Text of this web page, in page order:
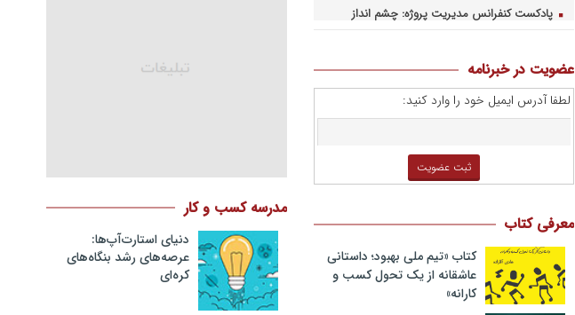
پادکست کنفرانس مدیریت پروژه: چشم انداز
فایل
پادکست کنفرانس مدیریت پروژه: راهبردهای
وزارت نفت در ارتقای مدیریت طرحهای بالادستی
صنعت نفت/ مهندس حبیب الله بیطرف+دانلود فایل
کسب و کارهای پروژه محور/ دکتر محمد
صبحیه+دانلود فایل
ارشد برای ارتقای شایستگیهای کلیدی در فرایند
استراتژی/ دکتر محمد ابویی اردکان+دانلود فایل
صوتی
پادکست کنفرانس مدیریت: چگونه سازمانهای
خلاق تری بسازیم/ دکتر کیوان وکیلی+دانلود فایل
صوتی
عضویت در خبرنامه
لطفا آدرس ایمیل خود را وارد کنید:
معرفی کتاب
کتاب «تیم ملی بهبود؛ داستانی
عاشقانه از یک تحول کسب و
کارانه»
مدرسه کسب و کار
دنیای استارت‌آپ‌ها:
عرصه‌های رشد بنگاه‌های
کره‌ای‌